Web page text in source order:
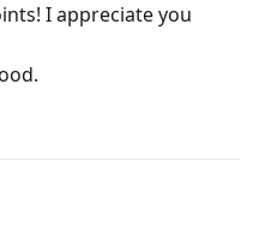
I appreciate you